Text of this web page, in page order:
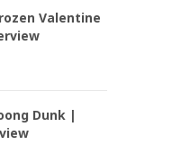
Valentine
Dunk |